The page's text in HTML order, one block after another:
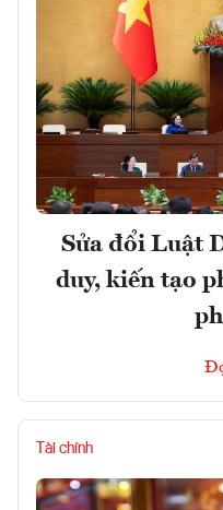
Sửa đổi Luật
duy, kiến tạo
Tài chính